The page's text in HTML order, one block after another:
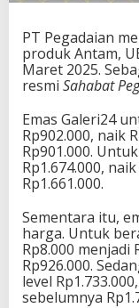
PT Pegadaian
produk Antam,
Maret 2025.
resmi Sahabat
Emas Galeri24
Rp902.000, naik
Rp901.000.
Rp1.674.000,
Rp1.661.000.
Sementara itu,
harga. Untuk
Rp8.000 menjadi
Rp926.000.
level
sebelumnya